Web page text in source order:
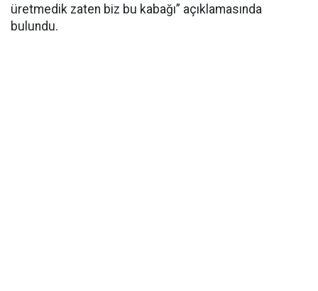
üretmedik zaten biz bu kabağı” açıklamasında
bulundu.